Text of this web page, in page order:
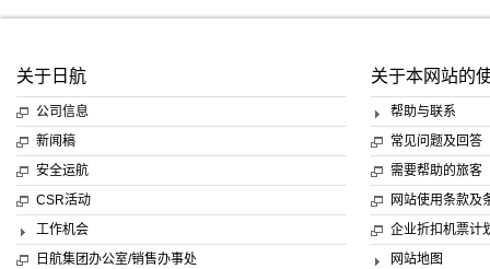
关于日航
公司信息
新闻稿
安全运航
CSR活动
工作机会
日航集团办公室/销售办事处
关于本网站的
帮助与联系
常见问题及回答
需要帮助的旅客
网站使用条款及
企业折扣机票计
网站地图